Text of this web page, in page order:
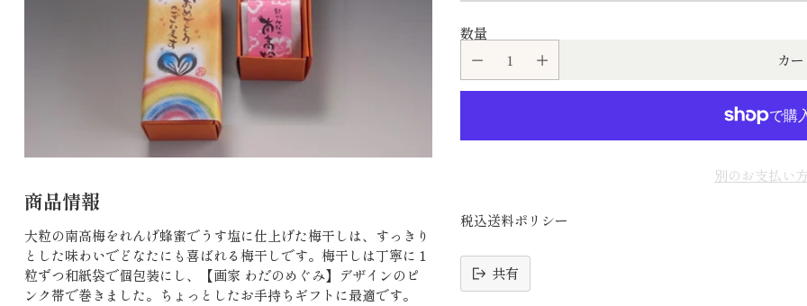
商品情報
大粒の南高梅をれんげ蜂蜜でうす塩に仕上げた梅干しは、すっきり
とした味わいでどなたにも喜ばれる梅干しです。梅干しは丁寧に１
粒ずつ和紙袋で個包装にし、【画家 わだのめぐみ】デザインのピ
ンク帯で巻きました。ちょっとしたお手持ちギフトに最適です。
数量
カ
別のお支払い
税込送料ポリシー
共有